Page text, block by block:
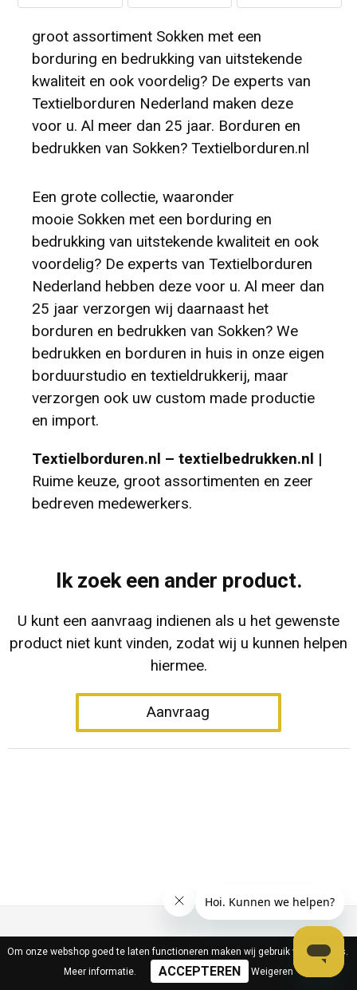
groot assortiment Sokken met een
borduring en bedrukking van uitstekende
kwaliteit en ook voordelig? De experts van
Textielborduren Nederland maken deze
voor u. Al meer dan 25 jaar. Borduren en
bedrukken van Sokken? Textielborduren.nl
Een grote collectie, waaronder
mooie Sokken met een borduring en
bedrukking van uitstekende kwaliteit en ook
voordelig? De experts van Textielborduren
Nederland hebben deze voor u. Al meer dan
25 jaar verzorgen wij daarnaast het
borduren en bedrukken van Sokken? We
bedrukken en borduren in huis in onze eigen
borduurstudio en textieldrukkerij, maar
verzorgen ook uw custom made productie
en import.
Textielborduren.nl – textielbedrukken.nl |
Ruime keuze, groot assortimenten en zeer
bedreven medewerkers.
Ik zoek een ander product.
U kunt een aanvraag indienen als u het gewenste
product niet kunt vinden, zodat wij u kunnen helpen
hiermee.
Aanvraag
Om onze webshop goed te laten functioneren maken wij gebruik van cookies.
Meer informatie
Weigeren